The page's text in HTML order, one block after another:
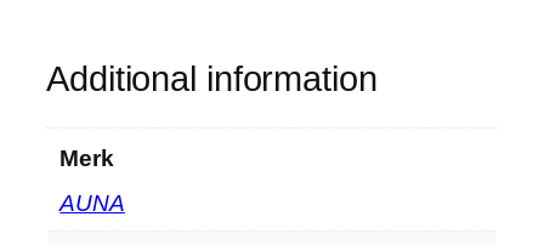
Additional information
Merk
‎AUNA